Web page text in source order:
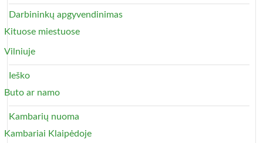
Darbininkų apgyvendinimas
Kituose miestuose
Vilniuje
Ieško
Buto ar namo
Kambarių nuoma
Kambariai Klaipėdoje